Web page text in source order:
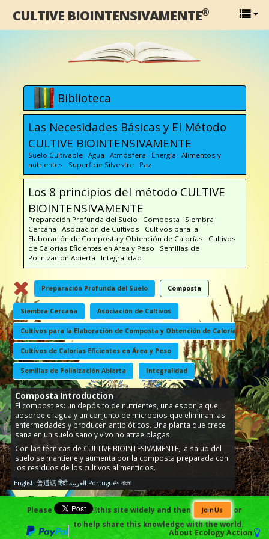
CULTIVE BIOINTENSIVAMENTE®
Biblioteca
Las Necesidades Básicas y El Método
CULTIVE BIOINTENSIVAMENTE
Suelo Cultivable Agua Atmósfera Energía Alimentos y
nutrientes Superficie Silvestre Paz
Los 8 principios del método CULTIVE
BIOINTENSIVAMENTE
Preparación Profunda del Suelo Composta Siembra
Cercana Asociación de Cultivos Cultivos para la
Elaboración de Composta y Obtención de Calorías Cultivos
de Calorias Eficientes en Área y Peso Semillas de
Polinización Abierta Integralidad
Preparación Profunda del Suelo Composta
Siembra Cercana Asociación de Cultivos
Cultivos para la Elaboración de Composta y Obtención de Calorías
Cultivos de Calorias Eficientes en Área y Peso
Semillas de Polinización Abierta Integralidad
Composta Introduction
El compost es: un depósito de nutrientes, una esponja que
absorbe el agua y un conjunto de microbios que eliminan las
enfermedades y producen antibióticos. Una planta que crece
sana en un suelo sano y vivo no atrae plagas.
Con las técnicas de CULTIVE BIOINTESIVAMENTE, la salud del
suelo se mantiene y aumenta por la composta preparada con
los residuos de los cultivos alimenticios.
English 普通话 हिंदी العربية Português বাংলা
Please ￼this site widely and then Join Us
or
to help share this knowledge with the world.
About Ecology Action